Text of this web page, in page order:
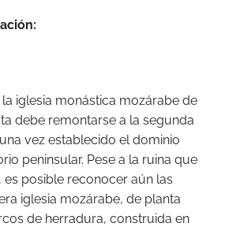
iglesia monástica mozárabe de
debe remontarse a la segunda
vez establecido el dominio
peninsular. Pese a la ruina que
es posible reconocer aún las
iglesia mozárabe, de planta
de herradura, construida en